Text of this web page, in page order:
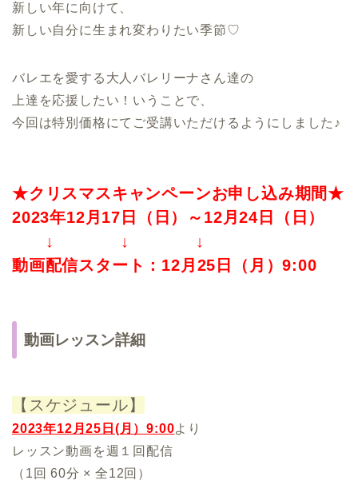
新しい年に向けて、
新しい自分に生まれ変わりたい季節♡
バレエを愛する大人バレリーナさん達の
上達を応援したい！いうことで、
今回は特別価格にてご受講いただけるようにしました♪
★クリスマスキャンペーンお申し込み期間★
2023年12月17日（日）～12月24日（日）
↓ ↓ ↓
動画配信スタート：12月25日（月）9:00
動画レッスン詳細
【スケジュール】
2023年12月25日(月）9:00より
レッスン動画を週１回配信
（1回 60分 × 全12回）